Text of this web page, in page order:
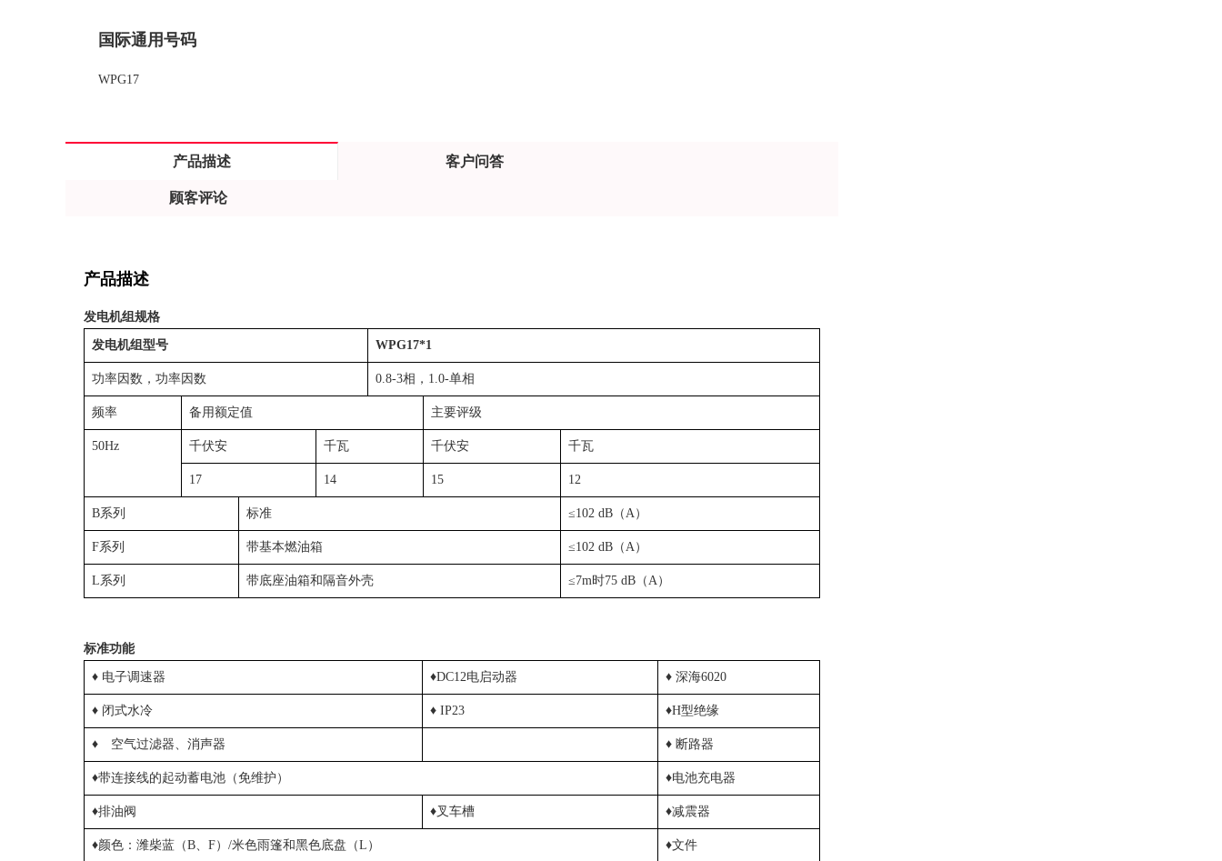
国际通用号码
WPG17
产品描述 客户问答
顾客评论
产品描述
发电机组规格
发电机组型号 WPG17*1
功率因数，功率因数 0.8-3相，1.0-单相
频率 备用额定值 主要评级
50Hz 千伏安 千瓦 千伏安 千瓦
17 14 15 12
B系列 标准 ≤102 dB（A）
F系列 带基本燃油箱 ≤102 dB（A）
L系列 带底座油箱和隔音外壳 ≤7m时75 dB（A）
标准功能
♦ 电子调速器 ♦DC12电启动器 ♦ 深海6020
♦ 闭式水冷 ♦ IP23 ♦H型绝缘
♦ 空气过滤器、消声器 ♦ 断路器
♦带连接线的起动蓄电池（免维护） ♦电池充电器
♦排油阀 ♦叉车槽 ♦减震器
♦颜色：潍柴蓝（B、F）/米色雨篷和黑色底盘（L） ♦文件